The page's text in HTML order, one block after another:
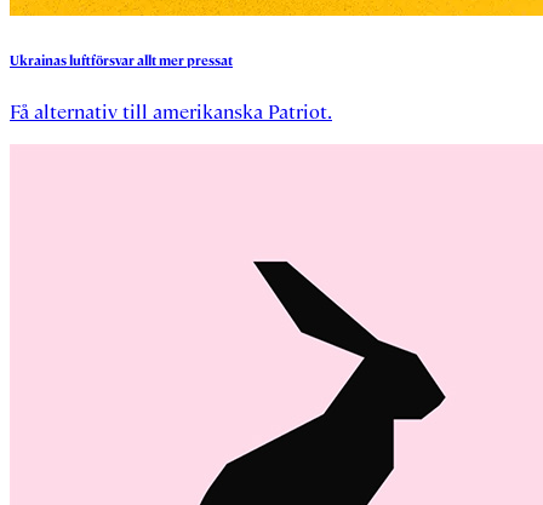
Ukrainasluftförsvaralltmerpressat
Få alternativ till amerikanska Patriot.